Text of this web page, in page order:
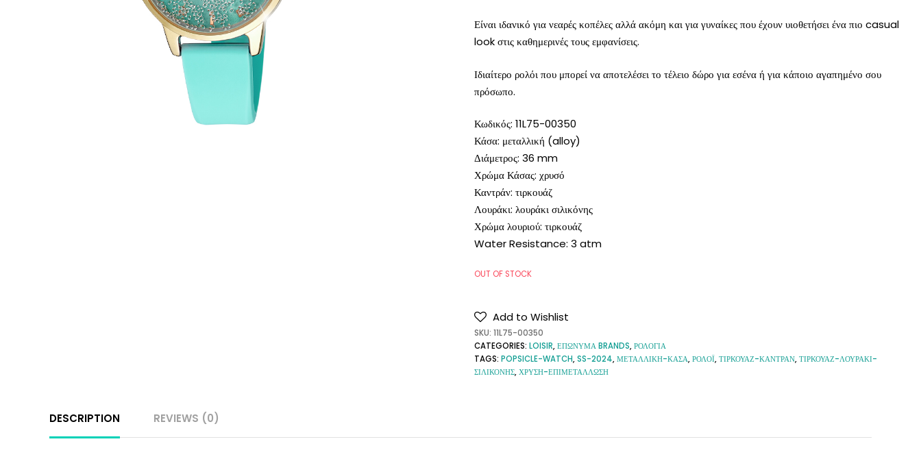
Είναι ιδανικό για νεαρές κοπέλες αλλά ακόμη και για γυναίκες που έχουν υιοθετήσει ένα πιο casual
look στις καθημερινές τους εμφανίσεις.
Ιδιαίτερο ρολόι που μπορεί να αποτελέσει το τέλειο δώρο για εσένα ή για κάποιο αγαπημένο σου
πρόσωπο.
Κωδικός: 11L75-00350
Κάσα: μεταλλική (alloy)
Διάμετρος: 36 mm
Χρώμα Κάσας: χρυσό
Καντράν: τιρκουάζ
Λουράκι: λουράκι σιλικόνης
Χρώμα λουριού: τιρκουάζ
Water Resistance: 3 atm
OUT OF STOCK
Add to Wishlist
SKU: 11L75-00350
CATEGORIES: LOISIR,ΕΠΩΝΥΜΑ BRANDS,ΡΟΛΟΓΙΑ
TAGS: POPSICLE-WATCH,SS-2024,ΜΕΤΑΛΛΙΚΉ-ΚΆΣΑ,ΡΟΛΌΙ,ΤΙΡΚΟΥΆΖ-ΚΑΝΤΡΆΝ,ΤΙΡΚΟΥΆΖ-ΛΟΥΡΆΚΙ-
ΣΙΛΙΚΌΝΗΣ,ΧΡΥΣΉ-ΕΠΙΜΕΤΆΛΛΩΣΗ
DESCRIPTION REVIEWS (0)